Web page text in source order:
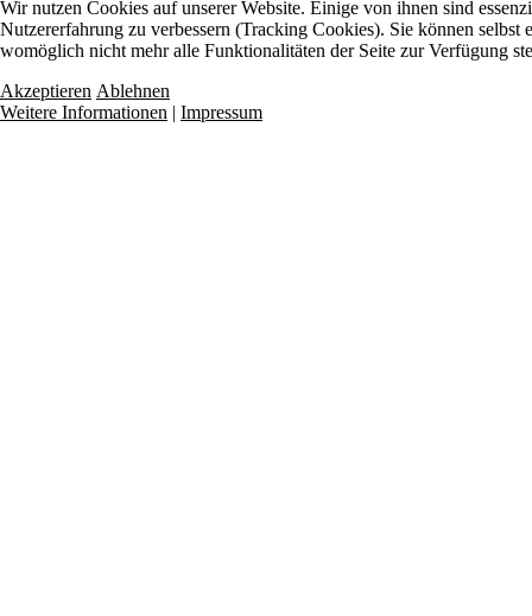
Wir nutzen Cookies auf unserer Website. Einige von ihnen sind
Nutzererfahrung zu verbessern (Tracking Cookies). Sie können
womöglich nicht mehr alle Funktionalitäten der Seite zur Verfügung
Akzeptieren Ablehnen
Weitere Informationen | Impressum